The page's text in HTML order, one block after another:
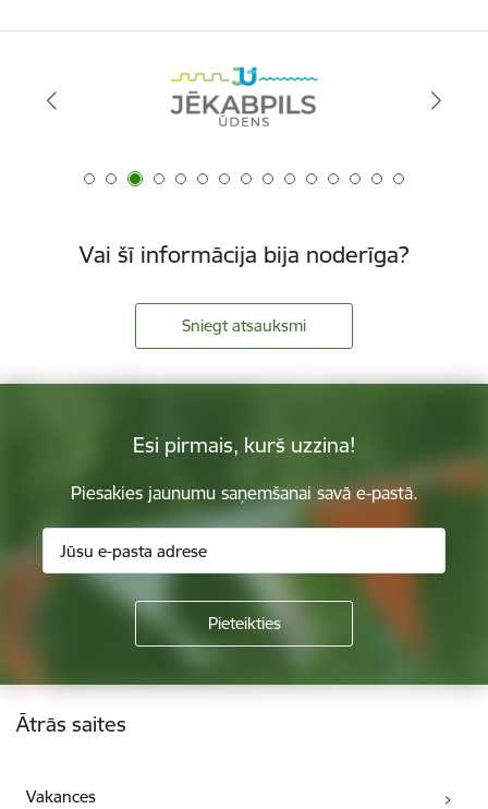
Vai šī informācija bija noderīga?
Sniegt atsauksmi
Esi pirmais, kurš uzzina!
Piesakies jaunumu saņemšanai savā e-pastā.
Kājene
Ātrās saites
Vakances